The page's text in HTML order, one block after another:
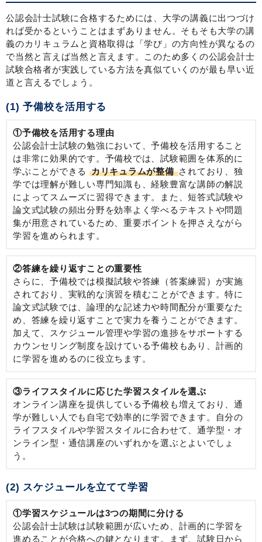
公認会計士試験に合格するためには、大学の講義に出つづけ
れば受かるということはまずありません。そもそも大学の講
義のカリキュラムと資格取得は「学び」の方向性が異なるの
で当然と言えば当然と言えます。このため多くの公認会計士
試験合格者が実践している方法を真似ていくのが最も早い近
道と言えるでしょう。
(1) 予備校を活用する
①予備校を活用する理由
公認会計士試験の勉強において、予備校を活用すること
は非常に効果的です。予備校では、試験範囲を体系的に
学ぶことができる
カリキュラムが整備 されており、独
学では理解が難しい専門知識も、経験豊富な講師の解説
によってスムーズに習得できます。また、短答式試験や
論文式試験の頻出分野を効率よく学べるテキストや問題
集が用意されているため、重要ポイントを押さえながら
学習を進められます。
②答練を繰り返すことの重要性
さらに、予備校では模擬試験や答練（答案練習）が実施
されており、実戦的な演習を積むことができます。特に
論文式試験では、論理的な記述力や時間配分が重要なた
め、答練を繰り返すことで実力を養うことができます。
加えて、スケジュール管理や学習の進捗をサポートする
カウンセリング制度を設けている予備校もあり、計画的
に学習を進めるのに役立ちます。
③ライフスタイルに応じた学習スタイルを選ぶ
オンライン講座を提供している予備校も増えており、通
学が難しい人でも自宅で効率的に学習できます。自分の
ライフスタイルや学習スタイルに合わせて、通学型・オ
ンライン型・通信講座のいずれかを選ぶとよいでしょ
う。
(2) スケジュールを立てて学習
①学習スケジュールは3つの期間に分ける
公認会計士試験は試験範囲が広いため、計画的に学習を
進めることが合格への鍵となります。まず、試験日から